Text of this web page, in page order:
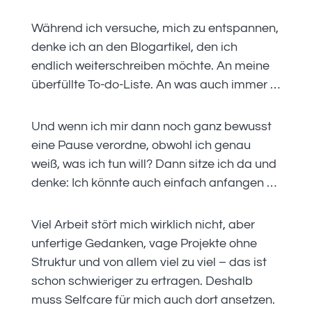
Während ich versuche, mich zu entspannen,
denke ich an den Blogartikel, den ich
endlich weiterschreiben möchte. An meine
überfüllte To-do-Liste. An was auch immer …
Und wenn ich mir dann noch ganz bewusst
eine Pause verordne, obwohl ich genau
weiß, was ich tun will? Dann sitze ich da und
denke: Ich könnte auch einfach anfangen …
Viel Arbeit stört mich wirklich nicht, aber
unfertige Gedanken, vage Projekte ohne
Struktur und von allem viel zu viel – das ist
schon schwieriger zu ertragen. Deshalb
muss Selfcare für mich auch dort ansetzen.